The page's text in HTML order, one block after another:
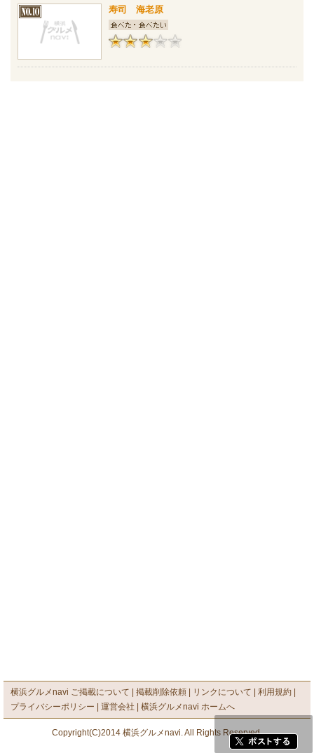
寿司 海老原
横浜グルメnavi ご掲載について 掲載削除依頼 リンクについて
利用規約
プライバシーポリシー
運営会社 横浜グルメnavi ホームへ
Copyright(C)2014 横浜グルメnavi. All Rights Reserved.